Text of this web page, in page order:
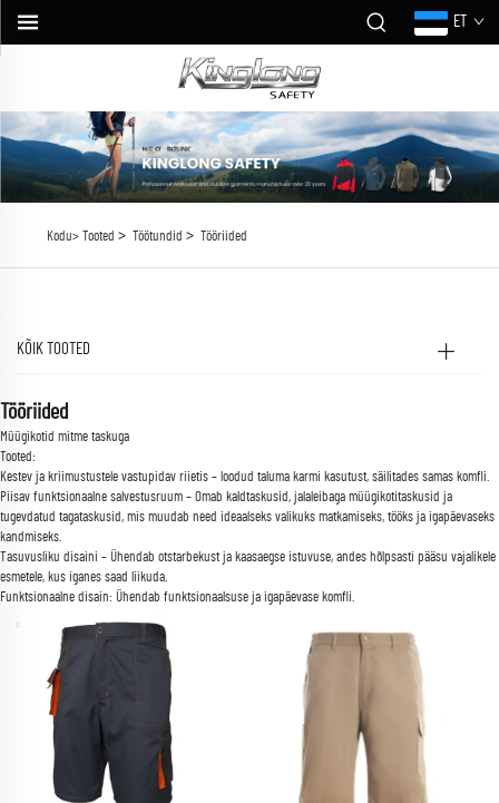
ET
Kodu> Tooted > Töötundid > Tööriided
KÕIK TOOTED
Tööriided
Müügikotid mitme taskuga
Tooted:
Kestev ja kriimustustele vastupidav riietis – loodud taluma karmi kasutust, säilitades samas komfli.
Piisav funktsionaalne salvestusruum – Omab kaldtaskusid, jalaleibaga müügikotitaskusid ja
tugevdatud tagataskusid, mis muudab need ideaalseks valikuks matkamiseks, tööks ja igapäevaseks
kandmiseks.
Tasuvusliku disaini – Ühendab otstarbekust ja kaasaegse istuvuse, andes hõlpsasti pääsu vajalikele
esmetele, kus iganes saad liikuda.
Funktsionaalne disain: Ühendab funktsionaalsuse ja igapäevase komfli.